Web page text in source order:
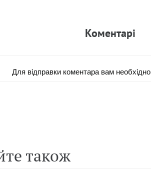
Коментарi
Для вiдправки коментара вам необхiдно
також